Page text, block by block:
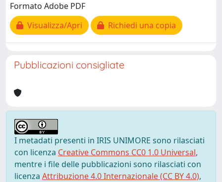
Formato Adobe PDF
Visualizza/Apri
Richiedi una copia
Pubblicazioni consigliate
I metadati presenti in IRIS UNIMORE sono rilasciati
con licenza Creative Commons CC0 1.0 Universal,
mentre i file delle pubblicazioni sono rilasciati con
licenza Attribuzione 4.0 Internazionale (CC BY 4.0),